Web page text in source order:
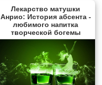
Лекарство матушки
Анрио: История абсента -
любимого напитка
творческой богемы